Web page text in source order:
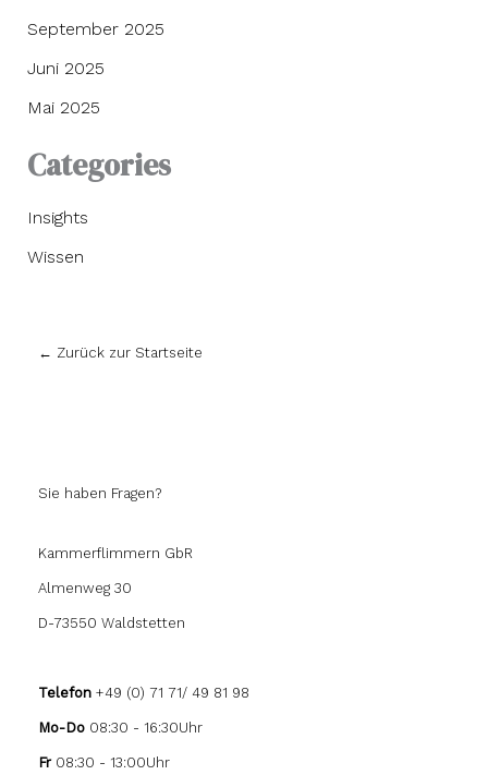
September 2025
Juni 2025
Mai 2025
Categories
Insights
Wissen
← Zurück zur Startseite
Sie haben Fragen?
Kammerflimmern GbR
Almenweg 30
D-73550 Waldstetten
Telefon +49 (0) 71 71/ 49 81 98
Mo-Do 08:30 - 16:30Uhr
Fr08:30 - 13:00Uhr